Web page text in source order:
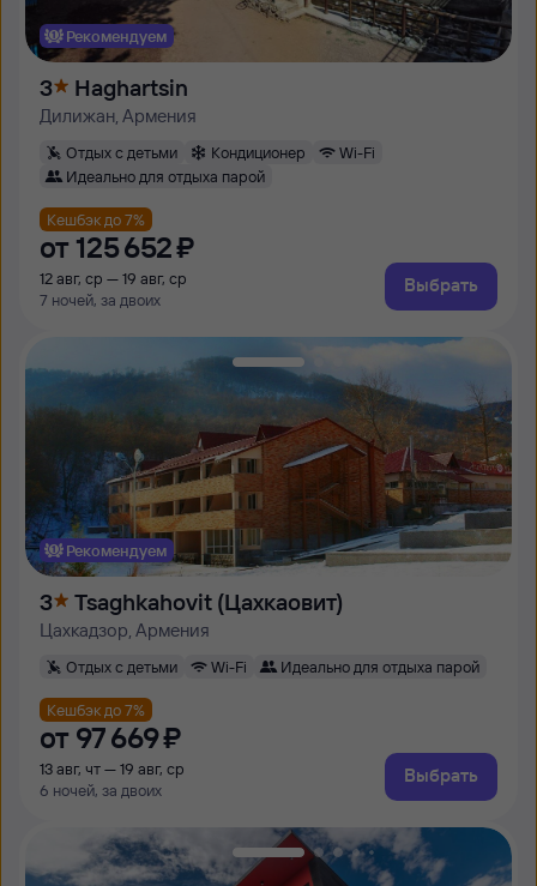
Рекомендуем
3 Haghartsin
Дилижан, Армения
Отдых с детьми Кондиционер
Wi-Fi
Идеально для отдыха парой
Кешбэк до 7%
от 125 ⁠652 ⁠₽
12 авг, ср — 19 авг, ср
7 ночей, за двоих
Выбрать
Рекомендуем
3 Tsaghkahovit (Цахкаовит)
Цахкадзор, Армения
Отдых с детьми Wi-Fi Идеально для отдыха парой
Кешбэк до 7%
от 97 ⁠669 ⁠₽
13 авг, чт — 19 авг, ср
6 ночей, за двоих
Выбрать